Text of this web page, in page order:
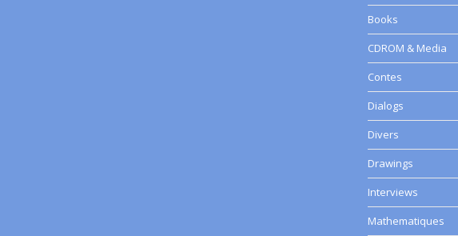
Books
CDROM & Media
Contes
Dialogs
Divers
Drawings
Interviews
Mathematiques